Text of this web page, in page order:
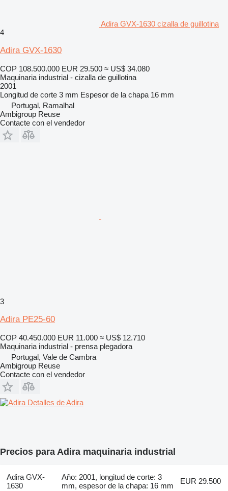
Adira GVX-1630 cizalla de guillotina
4
Adira GVX-1630
COP 108.500.000 EUR 29.500 ≈ US$ 34.080
Maquinaria industrial - cizalla de guillotina
2001
Longitud de corte 3 mm Espesor de la chapa 16 mm
Portugal, Ramalhal
Ambigroup Reuse
Contacte con el vendedor
3
Adira PE25-60
COP 40.450.000 EUR 11.000 ≈ US$ 12.710
Maquinaria industrial - prensa plegadora
Portugal, Vale de Cambra
Ambigroup Reuse
Contacte con el vendedor
Detalles de Adira
Precios para Adira maquinaria industrial
Adira GVX-
1630
Año: 2001, longitud de corte: 3
mm, espesor de la chapa: 16 mm
EUR 29.500